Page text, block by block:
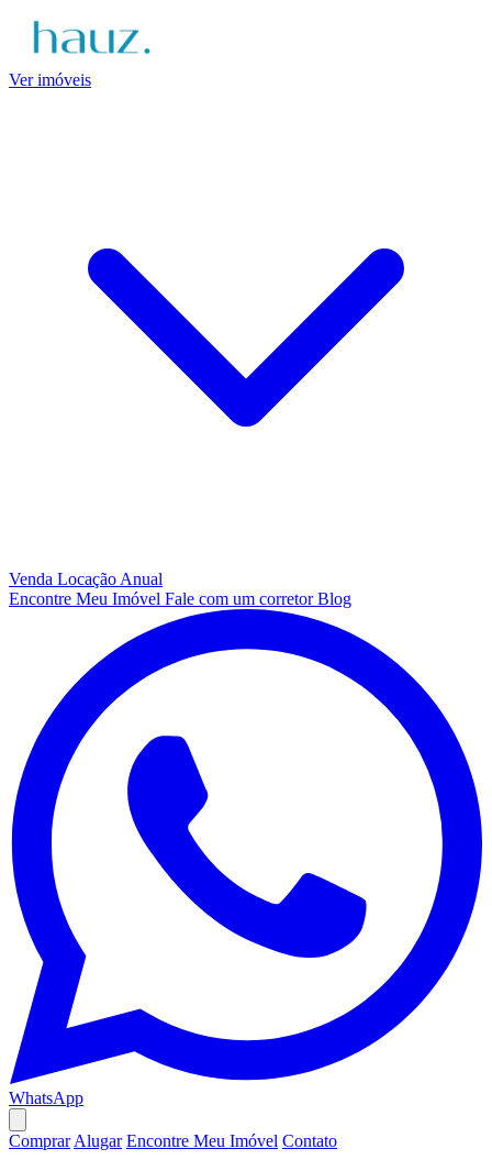
Ver imóveis
Venda Locação Anual
Encontre Meu Imóvel Fale com um corretorBlog
WhatsApp
Comprar Alugar Encontre Meu Imóvel Contato